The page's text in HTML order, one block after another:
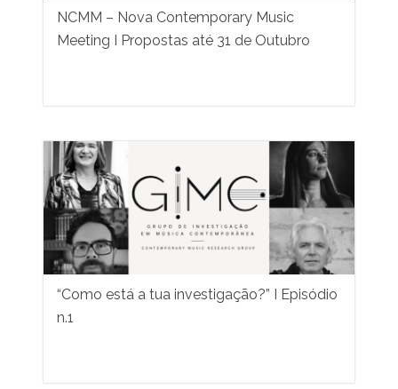
NCMM – Nova Contemporary Music
Meeting I Propostas até 31 de Outubro
“Como está a tua investigação?” I Episódio
n.1